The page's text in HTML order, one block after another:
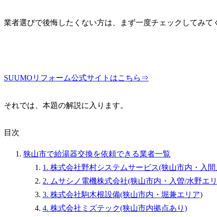
業者選びで後悔したくない方は、まず一度チェックしてみて
SUUMOリフォーム公式サイトはこちら⇒
それでは、本題の解説に入ります。
目次
狭山市で給湯器交換を依頼できる業者一覧
1. 株式会社野村システムサービス(狭山市内・入
2. ムサシノ電機株式会社(狭山市内・入曽/水野エ
3. 株式会社駒木根設備(狭山市内・堀兼エリア)
4. 株式会社ミズテック(狭山市内拠点あり)